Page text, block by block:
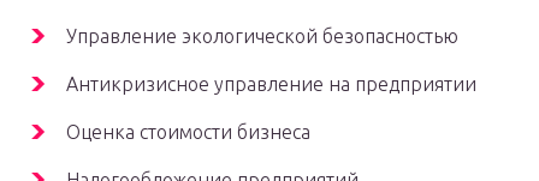
Управление экологической безопасностью
Антикризисное управление на предприятии
Оценка стоимости бизнеса